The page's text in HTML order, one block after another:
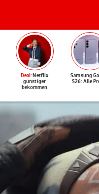
Deal: Netflix
günstiger
bekommen
Samsung
S26: Alle